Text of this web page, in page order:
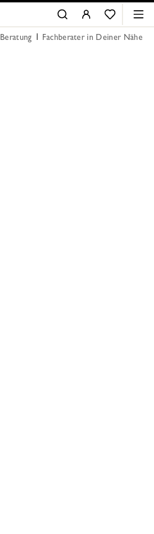
Beratung Fachberater in Deiner Nähe